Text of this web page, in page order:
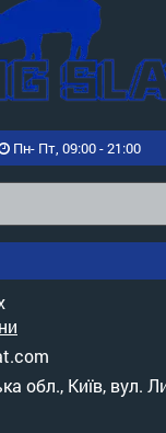
Пн- Пт, 09:00 - 21:00
com
обл., Київ, вул.